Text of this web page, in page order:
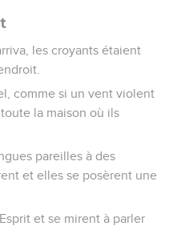
les croyants étaient
comme si un vent violent
la maison où ils
pareilles à des
et elles se posèrent une
et se mirent à parler